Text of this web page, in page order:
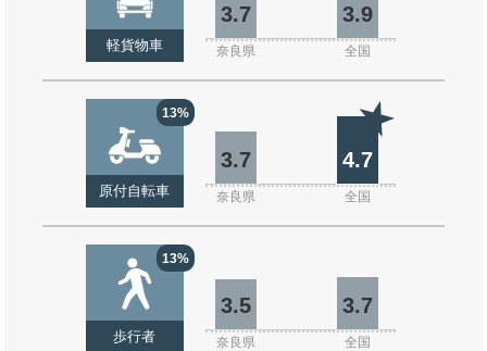
軽貨物車
3.7 3.9
奈良県 全国
13%
原付自転車
3.7 4.7
奈良県 全国
13%
歩行者
3.5 3.7
奈良県 全国